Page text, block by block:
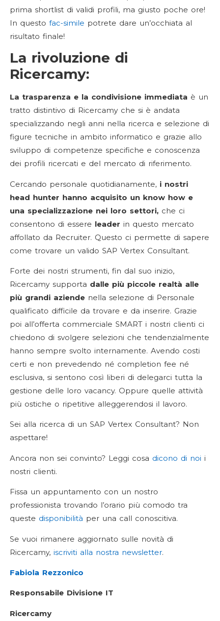
prima shortlist di validi profili, ma giusto poche ore!
In questo fac-simile potrete dare un’occhiata al
risultato finale!
La rivoluzione di
Ricercamy:
La trasparenza e la condivisione immediata è un
tratto distintivo di Ricercamy che si è andata
specializzando negli anni nella ricerca e selezione di
figure tecniche in ambito informatico e grazie allo
sviluppo di competenze specifiche e conoscenza
dei profili ricercati e del mercato di riferimento.
Cercando personale quotidianamente, i nostri
head hunter hanno acquisito un know how e
una specializzazione nei loro settori, che ci
consentono di essere leader in questo mercato
affollato da Recruiter. Questo ci permette di sapere
come trovare un valido SAP Vertex Consultant.
Forte dei nostri strumenti, fin dal suo inizio,
Ricercamy supporta dalle più piccole realtà alle
più grandi aziende nella selezione di Personale
qualificato difficile da trovare e da inserire. Grazie
poi all’offerta commerciale SMART i nostri clienti ci
chiedono di svolgere selezioni che tendenzialmente
hanno sempre svolto internamente. Avendo costi
certi e non prevedendo né completion fee né
esclusiva, si sentono così liberi di delegarci tutta la
gestione delle loro vacancy. Oppure quelle attività
più ostiche o ripetitive alleggerendosi il lavoro.
Sei alla ricerca di un SAP Vertex Consultant? Non
aspettare!
Ancora non sei convinto? Leggi cosa dicono di noi i
nostri clienti.
Fissa un appuntamento con un nostro
professionista trovando l’orario più comodo tra
queste disponibilità per una call conoscitiva.
Se vuoi rimanere aggiornato sulle novità di
Ricercamy, iscriviti alla nostra newsletter.
Fabiola Rezzonico
Responsabile Divisione IT
Ricercamy